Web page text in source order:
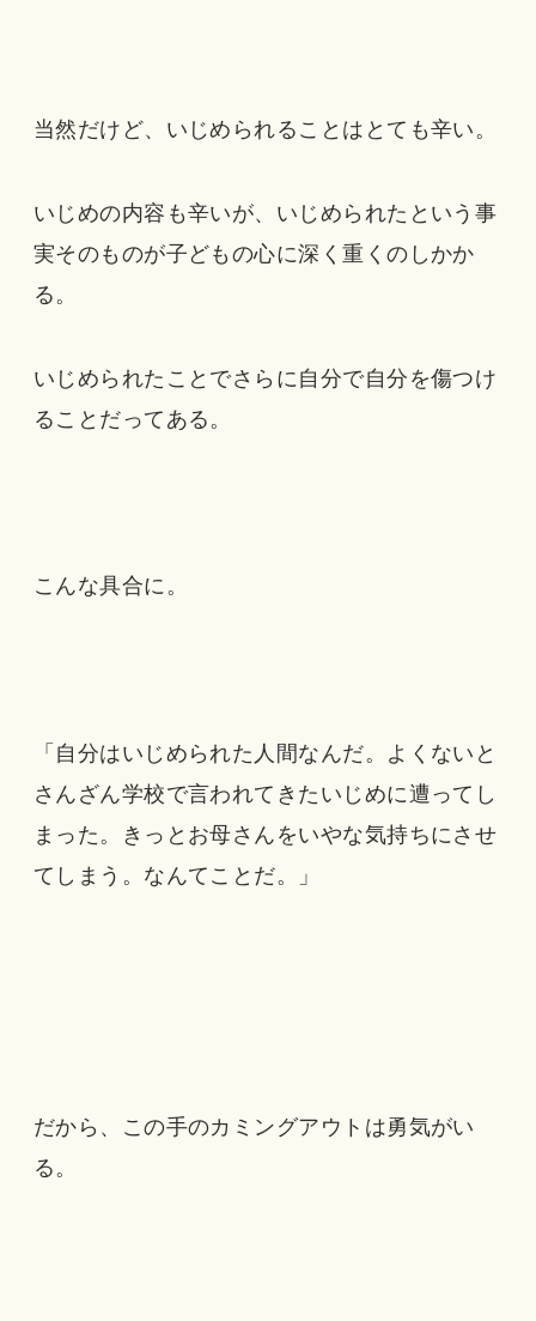
当然だけど、いじめられることはとても辛い。
いじめの内容も辛いが、いじめられたという事
実そのものが子どもの心に深く重くのしかか
る。
いじめられたことでさらに自分で自分を傷つけ
ることだってある。
こんな具合に。
「自分はいじめられた人間なんだ。よくないと
さんざん学校で言われてきたいじめに遭ってし
まった。きっとお母さんをいやな気持ちにさせ
てしまう。なんてことだ。」
だから、この手のカミングアウトは勇気がい
る。